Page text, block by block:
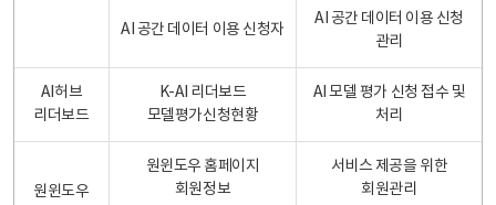
AI 공간 데이터 이용 신청자
AI 공간 데이터 이용 신청
관리
AI허브
리더보드
K-AI 리더보드
모델평가신청현황
AI 모델 평가 신청 접수 및
처리
원윈도우
원윈도우 홈페이지
회원정보
서비스 제공을 위한
회원관리